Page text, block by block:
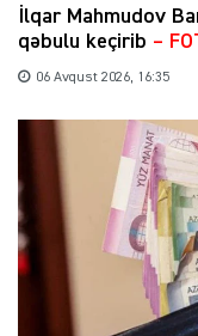
İlqar Mahmudov
qəbulu keçirib –
06 Avqust 2026, 16:35